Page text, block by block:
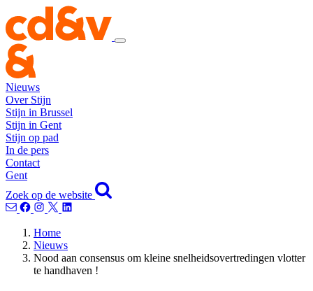
Nieuws
Over Stijn
Stijn in Brussel
Stijn in Gent
Stijn op pad
In de pers
Contact
Gent
Zoek op de website
Home
Nieuws
Nood aan consensus om kleine snelheidsovertredingen vlotter
te handhaven !